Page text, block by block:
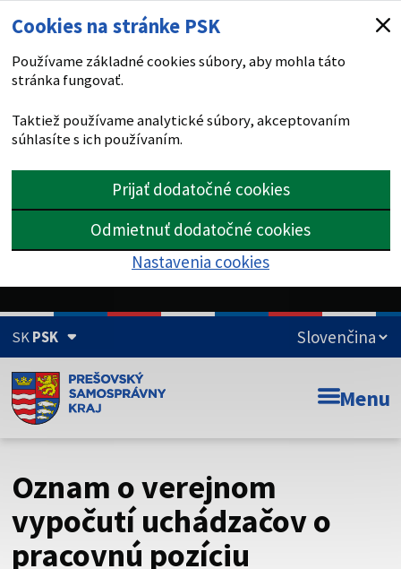
Cookies na stránke PSK
Používame základné cookies súbory, aby mohla táto
stránka fungovať.
Taktiež používame analytické súbory, akceptovaním
súhlasíte s ich používaním.
Prijať dodatočné cookies
Odmietnuť dodatočné cookies
Nastavenia cookies
SKPSK
Doména psk.sk je oficiálna
Toto je oficiálna webová stránka Prešovského
Táto stránka je zabezpečená
Buďte pozorní a vždy sa uistite, že zdieľate informácie iba
Menu
Oznam o verejnom
vypočutí uchádzačov o
pracovnú pozíciu